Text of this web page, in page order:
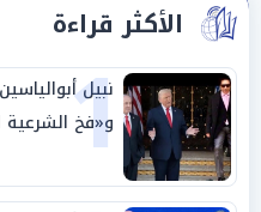
الأكثر قراءة
1
نبيل
و«فخ الشرعية
وحليفه في